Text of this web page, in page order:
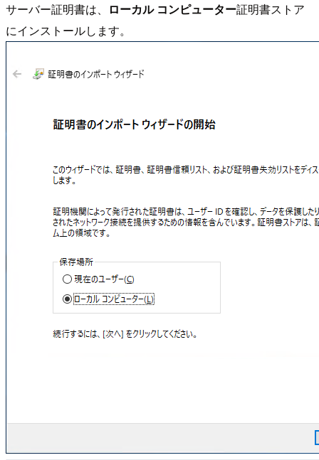
サーバー証明書は、
ローカル コンピューター証明書ストア
にインストールします。